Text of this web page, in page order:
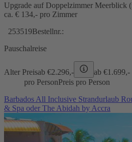
Upgrade auf Doppelzimmer Meerblick
ca. € 134,- pro Zimmer
253519Bestellnr.:
Pauschalreise
Alter Preisab €2.296,- ab €1.699,-
pro PersonPreis pro Person
Barbados All Inclusive Strandurlaub
& Spa oder The Abidah by Accra